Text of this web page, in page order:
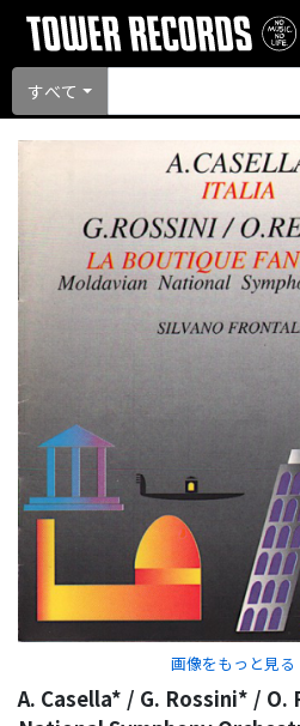
すべて
画像をもっと見る
A. Casella* / G. Rossini* /